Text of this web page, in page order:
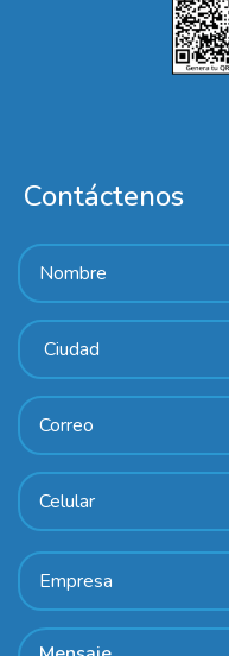
Contáctenos